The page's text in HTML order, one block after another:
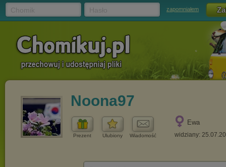
zapomniałem
Noona97
Prezent Ulubiony Wiadomość
Ewa
widziany: